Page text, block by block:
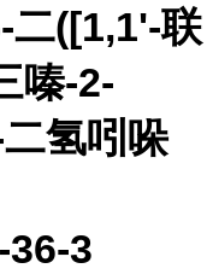
二([1,1'-联
嗪-2-
氢吲哚
3